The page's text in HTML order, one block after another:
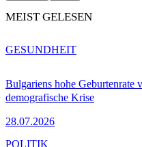
MEIST GELESEN
Bulgariens hohe Geburtenrate
demografische Krise
28.07.2026
GESUNDHEIT
POLITIK